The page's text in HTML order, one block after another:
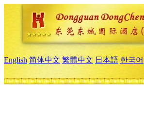
English 简体中文 繁體中文 日本語 한국어